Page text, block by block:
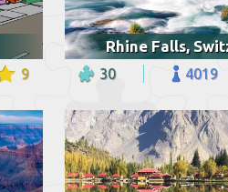
9
Rhine Falls,
30 4019